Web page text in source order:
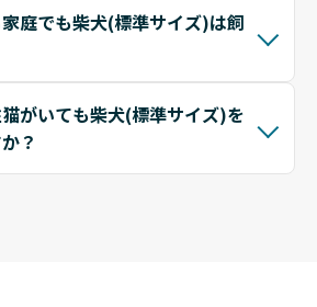
庭でも柴犬(標準サイズ)は飼
がいても柴犬(標準サイズ)を
？